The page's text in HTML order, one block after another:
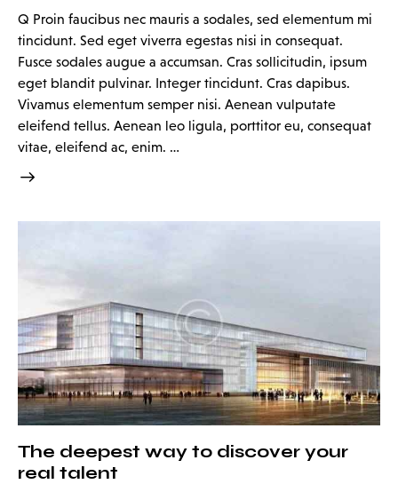
Q Proin faucibus nec mauris a sodales, sed elementum mi
tincidunt. Sed eget viverra egestas nisi in consequat.
Fusce sodales augue a accumsan. Cras sollicitudin, ipsum
eget blandit pulvinar. Integer tincidunt. Cras dapibus.
Vivamus elementum semper nisi. Aenean vulputate
eleifend tellus. Aenean leo ligula, porttitor eu, consequat
vitae, eleifend ac, enim. …
The deepest way to discover your
real talent